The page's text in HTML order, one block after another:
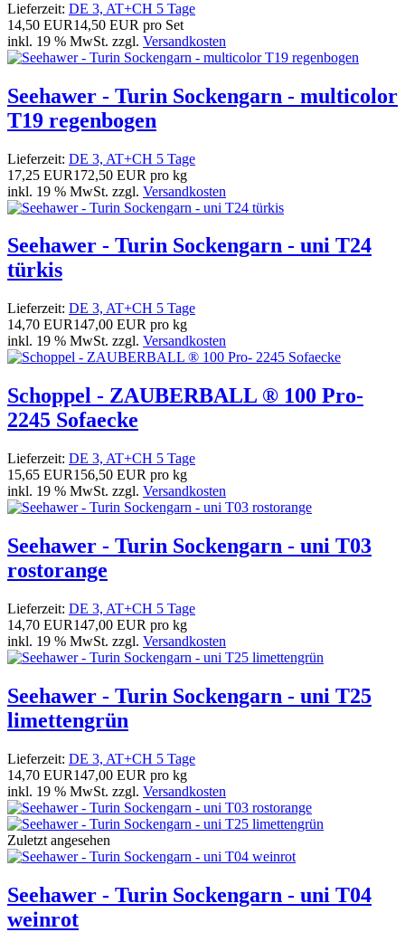
Lieferzeit: DE 3, AT+CH 5 Tage
14,50 EUR14,50 EUR pro Set
inkl. 19 % MwSt. zzgl. Versandkosten
Seehawer - Turin Sockengarn - multicolor
T19 regenbogen
Lieferzeit: DE 3, AT+CH 5 Tage
17,25 EUR172,50 EUR pro kg
inkl. 19 % MwSt. zzgl. Versandkosten
Seehawer - Turin Sockengarn - uni T24
türkis
Lieferzeit: DE 3, AT+CH 5 Tage
14,70 EUR147,00 EUR pro kg
inkl. 19 % MwSt. zzgl. Versandkosten
Schoppel - ZAUBERBALL ® 100 Pro-
2245 Sofaecke
Lieferzeit: DE 3, AT+CH 5 Tage
15,65 EUR156,50 EUR pro kg
inkl. 19 % MwSt. zzgl. Versandkosten
Seehawer - Turin Sockengarn - uni T03
rostorange
Lieferzeit: DE 3, AT+CH 5 Tage
14,70 EUR147,00 EUR pro kg
inkl. 19 % MwSt. zzgl. Versandkosten
Seehawer - Turin Sockengarn - uni T25
limettengrün
Lieferzeit: DE 3, AT+CH 5 Tage
14,70 EUR147,00 EUR pro kg
inkl. 19 % MwSt. zzgl. Versandkosten
Zuletzt angesehen
Seehawer - Turin Sockengarn - uni T04
weinrot